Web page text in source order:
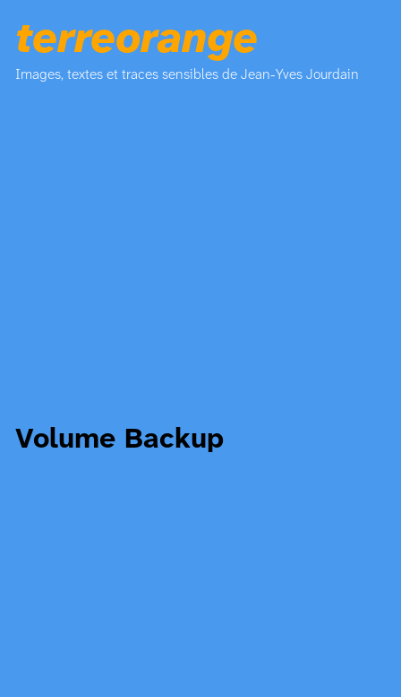
terreorange
Images, textes et traces sensibles de Jean-Yves Jourdain
Volume Backup